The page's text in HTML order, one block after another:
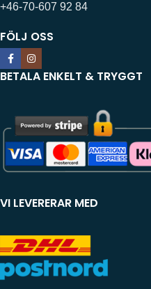
+46-70-607 92 84
FÖLJ OSS
BETALA ENKELT & TRYGGT
VI LEVERERAR MED